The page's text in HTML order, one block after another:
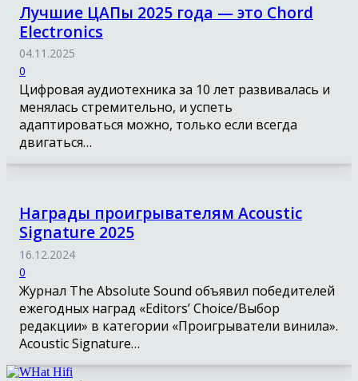
Лучшие ЦАПы 2025 года — это Chord
Electronics
04.11.2025
0
Цифровая аудиотехника за 10 лет развивалась и
менялась стремительно, и успеть
адаптироваться можно, только если всегда
двигаться…
Награды проигрывателям Acoustic
Signature 2025
16.12.2024
0
Журнал The Absolute Sound объявил победителей
ежегодных наград «Editors’ Choice/Выбор
редакции» в категории «Проигрыватели винила».
Acoustic Signature…